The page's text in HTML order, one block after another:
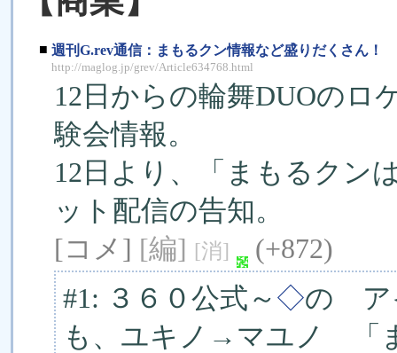
■ 週刊G.rev通信：まもるクン情報など盛りだくさん！
http://maglog.jp/grev/Article634768.html
12日からの輪舞DUOのロ
験会情報。
12日より、「まもるクン
ット配信の告知。
[コメ] [編] [消]
(+872)
#1: ３６０公式～ ◇の ア
も、ユキノ→マユノ 「